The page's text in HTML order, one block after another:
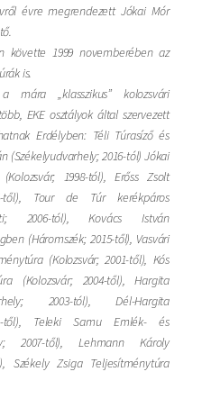
évre megrendezett Jókai Mór
követte 1999 novemberében az
is.
mára „klasszikus” kolozsvári
EKE osztályok által szervezett
Erdélyben: Téli Túrasíző és
(Székelyudvarhely; 2016-tól) Jókai
1998-tól), Erőss Zsolt
től), Tour de Túr kerékpáros
2006-tól), Kovács István
(Háromszék; 2015-től), Vasvári
(Kolozsvár; 2001-től), Kós
(Kolozsvár; 2004-től), Hargita
2003-tól), Dél-Hargita
től), Teleki Samu Emlék- és
2007-től), Lehmann Károly
Székely Zsiga Teljesítménytúra